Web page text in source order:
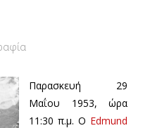
Παρασκευή 29
Μαΐου 1953, ώρα
11:30 π.μ. Ο Edmund